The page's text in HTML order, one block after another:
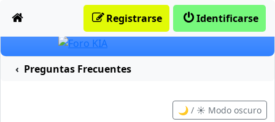
Identificarse
Registrarse
Preguntas Frecuentes
🌙 / ☀️ Modo oscuro